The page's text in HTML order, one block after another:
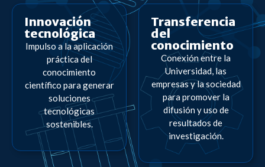
Innovación
tecnológica
Impulso a la aplicación
práctica del
conocimiento
científico para generar
soluciones
tecnológicas
sostenibles.
Transferencia
del
conocimiento
Conexión entre la
Universidad, las
empresas y la sociedad
para promover la
difusión y uso de
resultados de
investigación.